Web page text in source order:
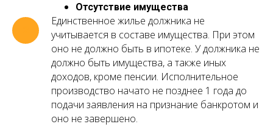
Отсутствие имущества
Единственное жилье должника не
учитывается в составе имущества. При этом
оно не должно быть в ипотеке. У должника не
должно быть имущества, а также иных
доходов, кроме пенсии. Исполнительное
производство начато не позднее 1 года до
подачи заявления на признание банкротом и
оно не завершено.